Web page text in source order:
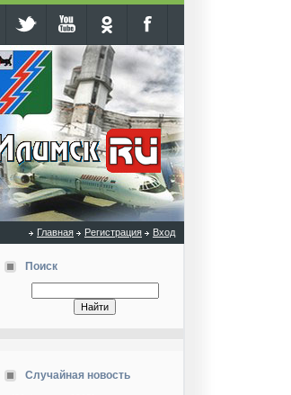
Главная Регистрация Вход
Поиск
Случайная новость